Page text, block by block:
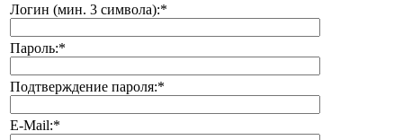
Логин (мин. 3 символа):*
Пароль:*
Подтверждение пароля:*
E-Mail:*